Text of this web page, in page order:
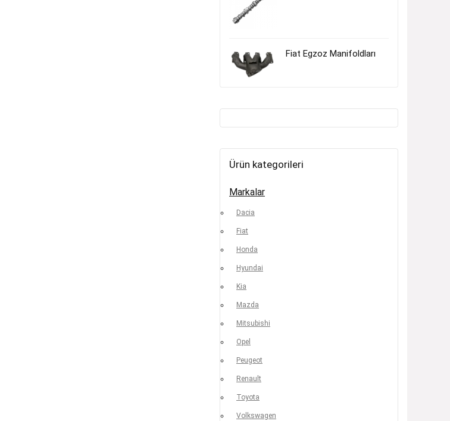
Fiat Egzoz Manifoldları
Ürün kategorileri
Markalar
Dacia
Fiat
Honda
Hyundai
Kia
Mazda
Mitsubishi
Opel
Peugeot
Renault
Toyota
Volkswagen